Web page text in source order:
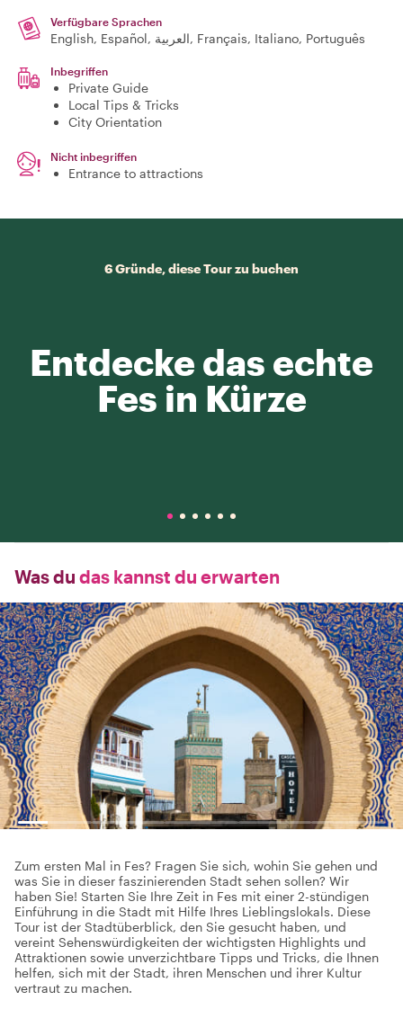
Verfügbare Sprachen
English, Español, العربية, Français, Italiano, Português
Inbegriffen
Private Guide
Local Tips & Tricks
City Orientation
Nicht inbegriffen
Entrance to attractions
6 Gründe, diese Tour zu buchen
Entdecke das echte
Fes in Kürze
Was du das kannst du erwarten
Zum ersten Mal in Fes? Fragen Sie sich, wohin Sie gehen und
was Sie in dieser faszinierenden Stadt sehen sollen? Wir
haben Sie! Starten Sie Ihre Zeit in Fes mit einer 2-stündigen
Einführung in die Stadt mit Hilfe Ihres Lieblingslokals. Diese
Tour ist der Stadtüberblick, den Sie gesucht haben, und
vereint Sehenswürdigkeiten der wichtigsten Highlights und
Attraktionen sowie unverzichtbare Tipps und Tricks, die Ihnen
helfen, sich mit der Stadt, ihren Menschen und ihrer Kultur
vertraut zu machen.